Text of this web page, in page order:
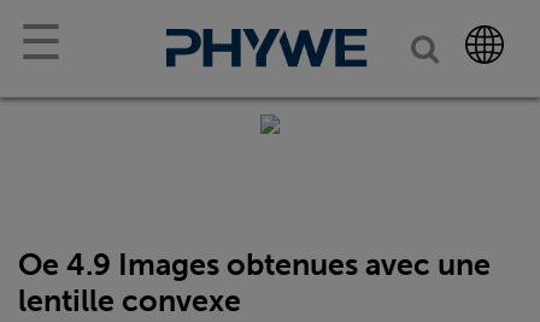
☰
Oe 4.9 Images obtenues avec une
lentille convexe